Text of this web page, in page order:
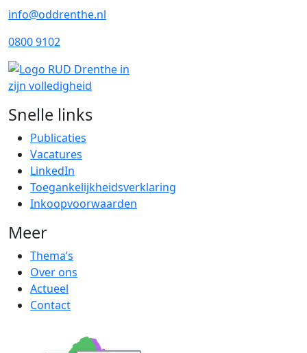
info@oddrenthe.nl
0800 9102
Snelle links
Publicaties
Vacatures
LinkedIn
Toegankelijkheidsverklaring
Inkoopvoorwaarden
Meer
Thema’s
Over ons
Actueel
Contact